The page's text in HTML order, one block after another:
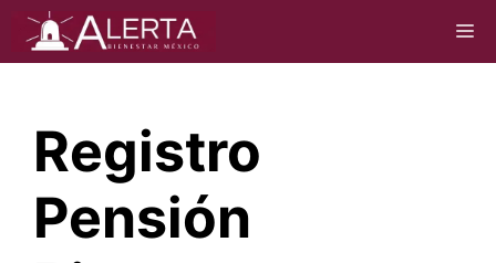
Saltar
contenido
Registro
Pensión